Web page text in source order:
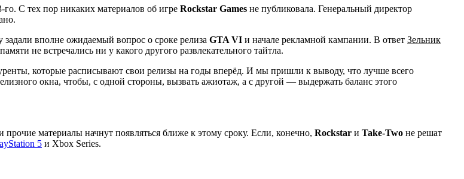
С тех пор никаких материалов об игре Rockstar Games не публиковала. Генеральный директор
задали вполне ожидаемый вопрос о сроке релиза GTA VI и начале рекламной кампании. В ответ Зельник
не встречались ни у какого другого развлекательного тайтла.
которые расписывают свои релизы на годы вперёд. И мы пришли к выводу, что лучше всего
окна, чтобы, с одной стороны, вызвать ажиотаж, а с другой — выдержать баланс этого
материалы начнут появляться ближе к этому сроку. Если, конечно, Rockstar и Take-Two не решат
5 и Xbox Series.